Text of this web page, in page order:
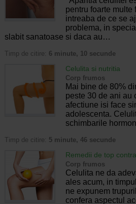
pentru foarte multe
intreaba de ce se
problema, in
slabit sanatoase si daca au…
Timp de citire: 6 minute, 10 secunde
Celulita si nutritia
Corp frumos
Mai bine de 80%
peste 30 de ani au
afectiune isi face
adolescenta.
schimbarile
Timp de citire: 5 minute, 46 secunde
Remedii de top
Corp frumos
Celulita ne da
ales acum, in
ne expunem
confera aspectul